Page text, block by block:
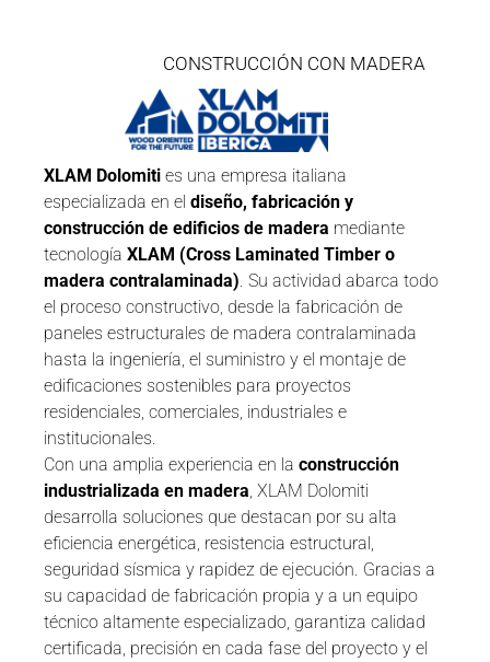
CONSTRUCCIÓN CON MADERA
XLAM Dolomiti es una empresa italiana
especializada en el diseño, fabricación y
construcción de edificios de madera mediante
tecnología XLAM (Cross Laminated Timber o
madera contralaminada) . Su actividad abarca todo
el proceso constructivo, desde la fabricación de
paneles estructurales de madera contralaminada
hasta la ingeniería, el suministro y el montaje de
edificaciones sostenibles para proyectos
residenciales, comerciales, industriales e
institucionales.
Con una amplia experiencia en la construcción
industrializada en madera , XLAM Dolomiti
desarrolla soluciones que destacan por su alta
eficiencia energética, resistencia estructural,
seguridad sísmica y rapidez de ejecución. Gracias a
su capacidad de fabricación propia y a un equipo
técnico altamente especializado, garantiza calidad
certificada, precisión en cada fase del proyecto y el